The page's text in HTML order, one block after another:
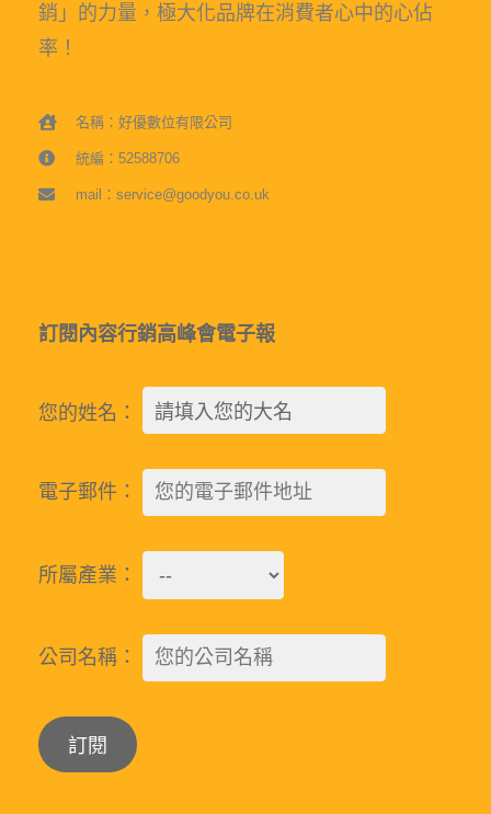
銷」的力量，極大化品牌在消費者心中的心佔
率！
名稱：好優數位有限公司
統編：52588706
mail：service@goodyou.co.uk
訂閱內容行銷高峰會電子報
您的姓名：
電子郵件：
所屬產業：
公司名稱：